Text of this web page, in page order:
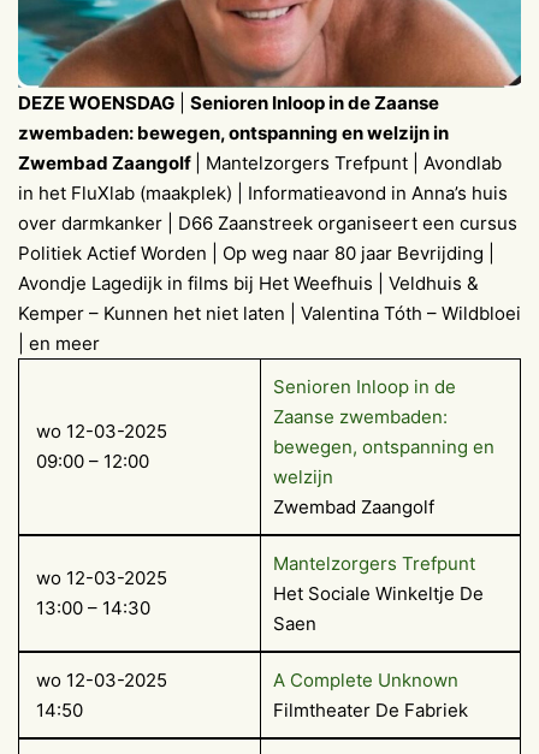
DEZE WOENSDAG
Senioren Inloop in de Zaanse
zwembaden: bewegen, ontspanning en welzijn in
Zwembad Zaangolf
| Mantelzorgers Trefpunt | Avondlab
in het FluXlab (maakplek) | Informatieavond in Anna’s huis
over darmkanker | D66 Zaanstreek organiseert een cursus
Politiek Actief Worden | Op weg naar 80 jaar Bevrijding |
Avondje Lagedijk in films bij Het Weefhuis | Veldhuis &
Kemper – Kunnen het niet laten | Valentina Tóth – Wildbloei
| en meer
wo 12-03-2025
09:00 – 12:00
Senioren Inloop in de
Zaanse zwembaden:
bewegen, ontspanning en
welzijn
Zwembad Zaangolf
wo 12-03-2025
13:00 – 14:30
Mantelzorgers Trefpunt
Het Sociale Winkeltje De
Saen
wo 12-03-2025
14:50
A Complete Unknown
Filmtheater De Fabriek